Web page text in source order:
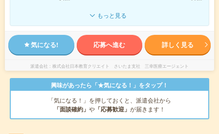
もっと見る
気になる! 応募へ進む 詳しく見る
派遣会社 株式会社日本教育クリエイト さいたま支社 三幸医療エージェント
興味があったら「★気になる！」をタップ！
「気になる！」を押しておくと、派遣会社から
「面談確約」 や 「応募歓迎」 が届きます！